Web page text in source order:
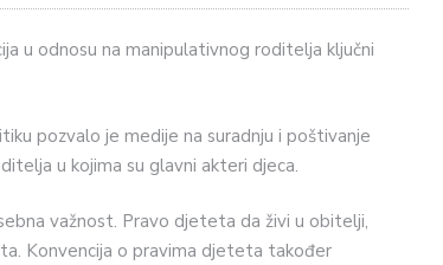
u odnosu na manipulativnog roditelja ključni
pozvalo je medije na suradnju i poštivanje
u kojima su glavni akteri djeca.
važnost. Pravo djeteta da živi u obitelji,
Konvencija o pravima djeteta također